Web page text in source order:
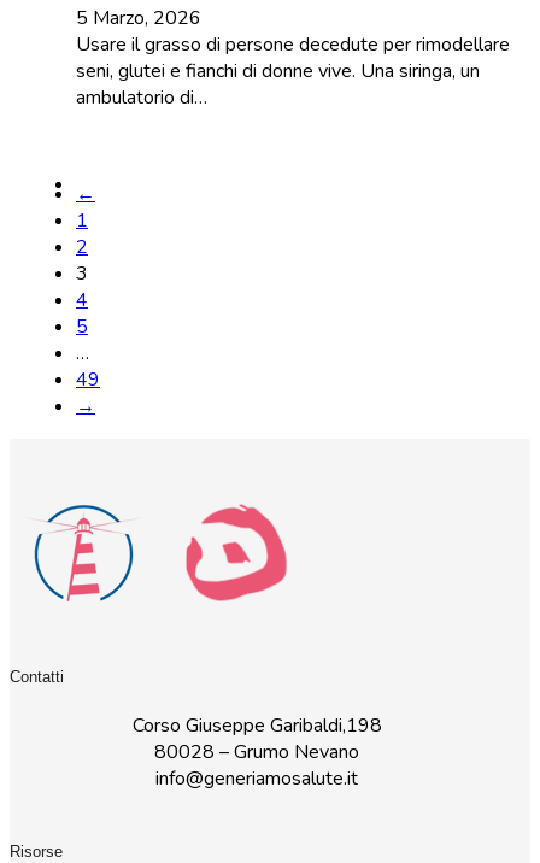
5 Marzo, 2026
Usare il grasso di persone decedute per rimodellare
seni, glutei e fianchi di donne vive. Una siringa, un
ambulatorio di…
←
1
2
3
4
5
…
49
→
Contatti
Corso Giuseppe Garibaldi,198
80028 – Grumo Nevano
info@generiamosalute.it
Risorse